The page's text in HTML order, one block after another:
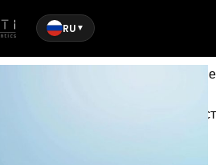
RU ▼